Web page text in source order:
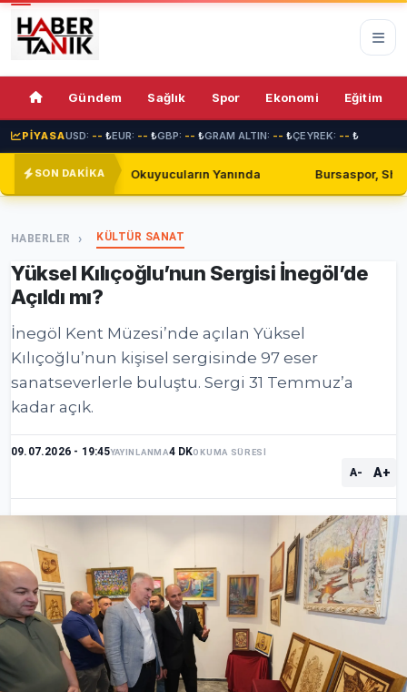
Gündem Sağlık Spor Ekonomi Eğitim
PİYASAUSD: -- ₺EUR: -- ₺GBP: -- ₺GRAM ALTIN: -- ₺ÇEYREK: -- ₺
SON DAKİKA
Yanında Bursaspor, Shakhtar Donetsk ile Golsüz Berabere
68%
HABERLER KÜLTÜR SANAT
Yüksel Kılıçoğlu’nun Sergisi İnegöl’de
Açıldı mı?
İnegöl Kent Müzesi’nde açılan Yüksel
Kılıçoğlu’nun kişisel sergisinde 97 eser
sanatseverlerle buluştu. Sergi 31 Temmuz’a
kadar açık.
09.07.2026 - 19:45YAYINLANMA4 DKOKUMA SÜRESİ
A- A+